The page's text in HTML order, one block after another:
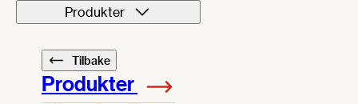
Produkter
Tilbake
Produkter